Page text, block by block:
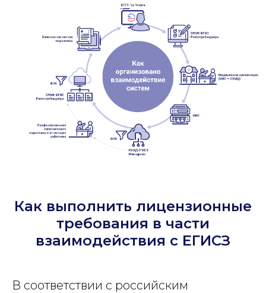
Как выполнить лицензионные
требования в части
взаимодействия с ЕГИСЗ
В соответствии с российским